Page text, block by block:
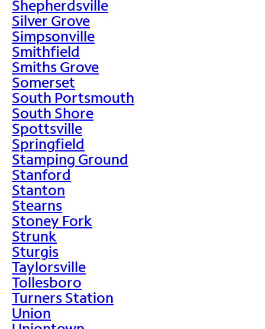
Shepherdsville
Silver Grove
Simpsonville
Smithfield
Smiths Grove
Somerset
South Portsmouth
South Shore
Spottsville
Springfield
Stamping Ground
Stanford
Stanton
Stearns
Stoney Fork
Strunk
Sturgis
Taylorsville
Tollesboro
Turners Station
Union